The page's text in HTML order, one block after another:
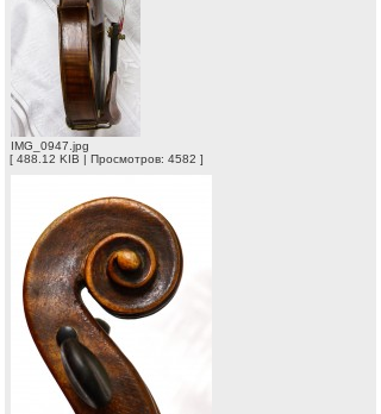
IMG_0947.jpg
[ 488.12 KIB | Просмотров: 4582 ]